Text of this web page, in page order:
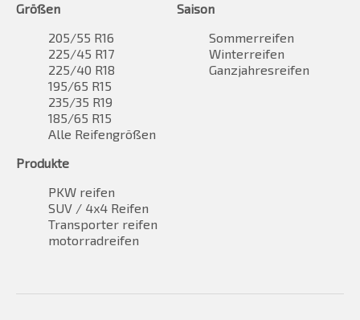
Größen
205/55 R16
225/45 R17
225/40 R18
195/65 R15
235/35 R19
185/65 R15
Alle Reifengrößen
Saison
Sommerreifen
Winterreifen
Ganzjahresreifen
Produkte
PKW reifen
SUV / 4x4 Reifen
Transporter reifen
motorradreifen